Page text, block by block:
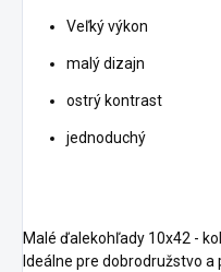
Veľký výkon
malý dizajn
ostrý kontrast
jednoduchý
Malé ďalekohľady 10x42 -
Ideálne pre dobrodružstvo